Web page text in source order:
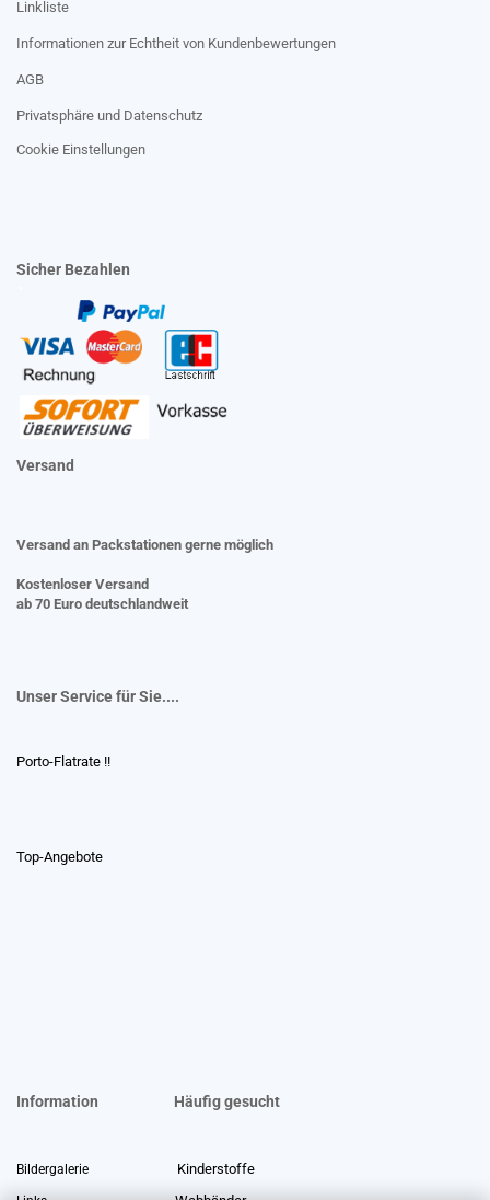
Linkliste
Informationen zur Echtheit von Kundenbewertungen
AGB
Privatsphäre und Datenschutz
Cookie Einstellungen
Sicher Bezahlen
Versand
Versand an Packstationen gerne möglich
Kostenloser Versand
ab 70 Euro deutschlandweit
Unser Service für Sie....
Porto-Flatrate !!
Top-Angebote
Information Häufig gesucht
Bildergalerie Kinderstoffe